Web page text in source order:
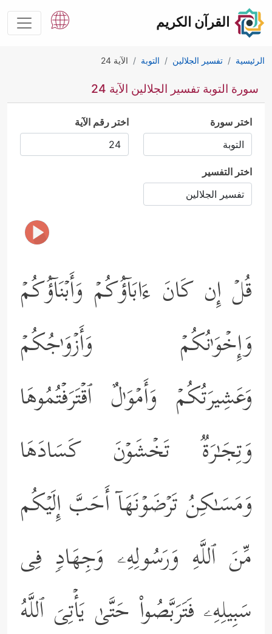
القرآن الكريم
الرئيسية تفسير الجلالين التوبة الآية 24
سورة التوبة تفسير الجلالين الآية 24
اختر سورة اختر رقم الآية
اختر التفسير
قُلۡ إِن كَانَ ءَابَاۤؤُكُمۡ وَأَبۡنَاۤؤُكُمۡ
وَإِخۡوَ ٰ⁠نُكُمۡ وَأَزۡوَ ٰ⁠جُكُمۡ
وَعَشِیرَتُكُمۡ وَأَمۡوَ ٰ⁠لٌ ٱقۡتَرَفۡتُمُوهَا
وَتِجَـٰرَةࣱ تَخۡشَوۡنَ كَسَادَهَا
وَمَسَـٰكِنُ تَرۡضَوۡنَهَاۤ أَحَبَّ إِلَیۡكُم
مِّنَ ٱللَّهِ وَرَسُولِهِۦ وَجِهَادࣲ فِی
سَبِیلِهِۦ فَتَرَبَّصُواْ حَتَّىٰ یَأۡتِیَ ٱللَّهُ